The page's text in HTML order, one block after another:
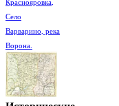
Краснояровка,
Село
Варварино, река
Ворона.